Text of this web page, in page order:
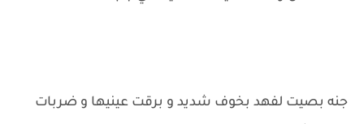
جنه بصيت لفهد بخوف شديد و برقت عينيها و ضربات